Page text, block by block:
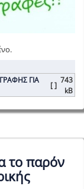
ΓΙΑ
[ ]
743
kB
το παρόν